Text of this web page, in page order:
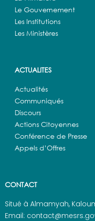
Le Gouvernement
Les Institutions
Les Ministères
ACTUALITES
Actualités
Communiqués
Discours
Actions Citoyennes
Conférence de Presse
Appels d’Offres
CONTACT
Situé à Almamyah,
Email: